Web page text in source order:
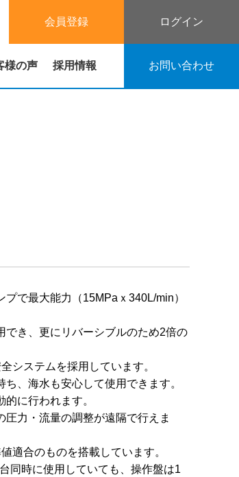
様の声 採用情報 お問い合わせ
会員登録 ログイン
で最大能力（15MPaｘ340L/min）
でき、更にリバーシブルのため2倍の
システムを採用しています。
、海水も安心して使用できます。
に行われます。
力・流量の調整が遠隔で行えま
適合のものを搭載しています。
時に使用していても、操作盤は1